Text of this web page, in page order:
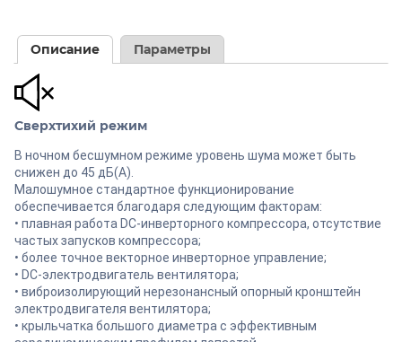
Описание Параметры
Сверхтихий режим
В ночном бесшумном режиме уровень шума может быть
снижен до 45 дБ(А).
Малошумное стандартное функционирование
обеспечивается благодаря следующим факторам:
• плавная работа DC-инверторного компрессора, отсутствие
частых запусков компрессора;
• более точное векторное инверторное управление;
• DC-электродвигатель вентилятора;
• виброизолирующий нерезонансный опорный кронштейн
электродвигателя вентилятора;
• крыльчатка большого диаметра с эффективным